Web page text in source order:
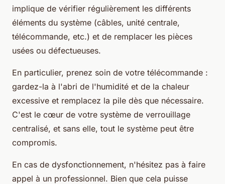
implique de vérifier régulièrement les différents
éléments du système (câbles, unité centrale,
télécommande, etc.) et de remplacer les pièces
usées ou défectueuses.
En particulier, prenez soin de votre télécommande :
gardez-la à l'abri de l'humidité et de la chaleur
excessive et remplacez la pile dès que nécessaire.
C'est le cœur de votre système de verrouillage
centralisé, et sans elle, tout le système peut être
compromis.
En cas de dysfonctionnement, n'hésitez pas à faire
appel à un professionnel. Bien que cela puisse